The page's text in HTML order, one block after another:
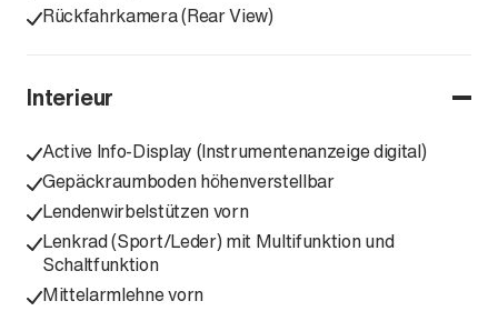
Rückfahrkamera (Rear View)
Interieur
Active Info-Display (Instrumentenanzeige digital)
Gepäckraumboden höhenverstellbar
Lendenwirbelstützen vorn
Lenkrad (Sport/Leder) mit Multifunktion und
Schaltfunktion
Mittelarmlehne vorn